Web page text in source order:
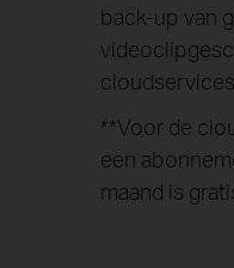
back-up van
**Voor de
een
maand is